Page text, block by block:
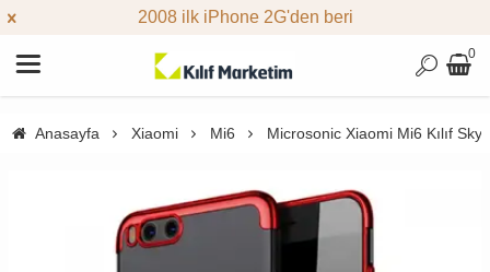
2008 ilk iPhone 2G'den beri
0
Anasayfa Xiaomi Mi6 Microsonic Xiaomi Mi6 Kılıf